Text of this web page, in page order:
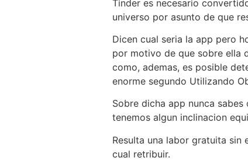
Tinder es necesario
universo por asunto de que
Dicen cual seri­a la app pero
por motivo de que sobre ella
como, ademas, es posible
enorme segundo Utilizando
Sobre dicha app nunca
tenemos algun inclinacion
Resulta una labor gratuita sin
cual retribuir.